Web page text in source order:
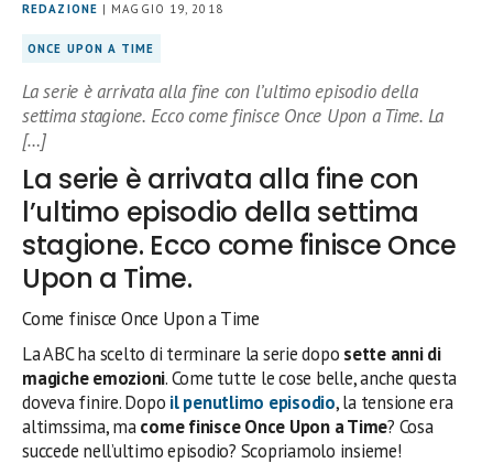
REDAZIONE | MAGGIO 19, 2018
ONCE UPON A TIME
La serie è arrivata alla fine con l’ultimo episodio della
settima stagione. Ecco come finisce Once Upon a Time. La
[…]
La serie è arrivata alla fine con
l’ultimo episodio della settima
stagione. Ecco come finisce Once
Upon a Time.
Come finisce Once Upon a Time
La ABC ha scelto di terminare la serie dopo sette anni di
magiche emozioni. Come tutte le cose belle, anche questa
doveva finire. Dopo il penutlimo episodio, la tensione era
altimssima, macome finisce Once Upon a Time? Cosa
succede nell’ultimo episodio? Scopriamolo insieme!